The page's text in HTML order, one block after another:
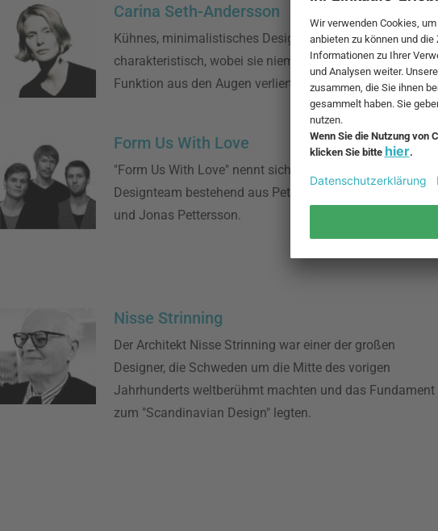
Carina Seth-Andersson
Kühnes, minimalistisches Design ist für Seth-Anderssons
charakteristisch, wobei sie niemals den Zweck und die
Funktion aus den Augen verliert.
Form Us With Love
"Form Us With Love" nennt sich das schwedische
Designteam bestehend aus Petrus Palmér, John Löfgren
und Jonas Pettersson.
Nisse Strinning
Der Architekt Nisse Strinning war einer der großen
Designer, die Schweden um die Mitte des vorigen
Jahrhunderts weltberühmt machten und das Fundament
zum "Scandinavian Design" legten.